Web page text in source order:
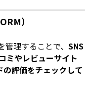
）
管理することで、SNS
ミやレビューサイト
評価をチェックして